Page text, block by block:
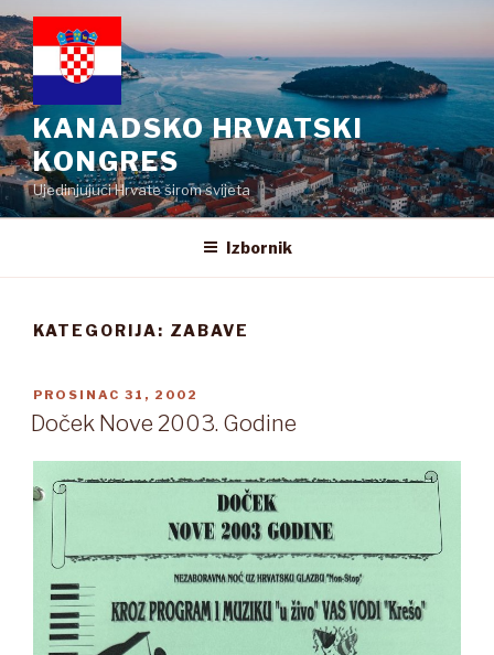
Preskoči
na
sadržaj
KANADSKO HRVATSKI
KONGRES
Ujedinjujući Hrvate širom svijeta
Izbornik
KATEGORIJA: ZABAVE
OBJAVLJENO
PROSINAC 31, 2002
Doček Nove 2003. Godine